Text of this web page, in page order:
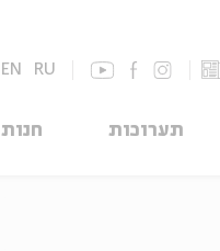
EN RU
תערוכות חנות